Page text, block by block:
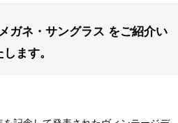
ガネ・サングラス をご紹介い
します。